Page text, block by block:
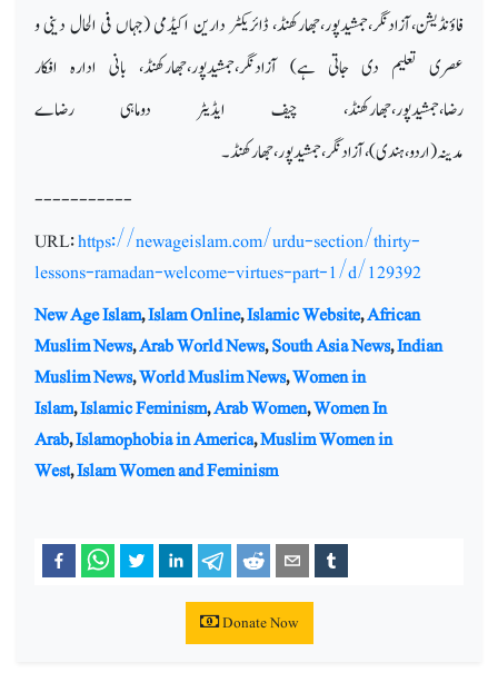
فاؤنڈیشن،آزادنگر،جمشیدپور،جھارکھنڈ، ڈائریکٹر دارین اکیڈمی (جہاں فی الحال دینی و
عصری تعلیم دی جاتی ہے) آزادنگر،جمشیدپور،جھارکھنڈ، بانی ادارہ افکار
رضا،جمشیدپور،جھارکھنڈ، چیف ایڈیٹر دوماہی رضاے
مدینہ(اردو،ہندی)،آزادنگر،جمشیدپور،جھارکھنڈ ۔
-----------
URL:https://newageislam.com/urdu-section/thirty-
lessons-ramadan-welcome-virtues-part-1/d/129392
New Age Islam,Islam Online,Islamic Website,African
Muslim News,Arab World News,South Asia News,Indian
Muslim News,World Muslim News,Women in
Islam,Islamic Feminism,Arab Women,Women In
Arab,Islamophobia in America,Muslim Women in
West,Islam Women and Feminism
Donate Now